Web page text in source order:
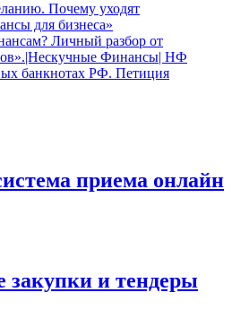
Почему уходят
для бизнеса»
Личный разбор от
Финансы| НФ
банкнотах РФ. Петиция
приема онлайн
закупки и тендеры